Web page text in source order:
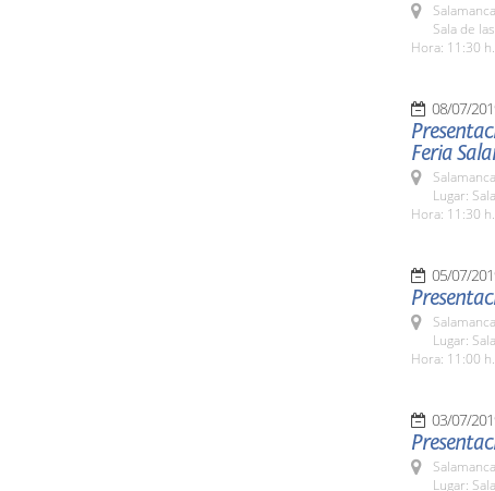
Sala de
Hora: 11:30 h.
08/07/
Feria
Lugar:
Hora: 11:30 h.
05/07/
Lugar:
Hora: 11:00 h.
03/07/
Lugar: